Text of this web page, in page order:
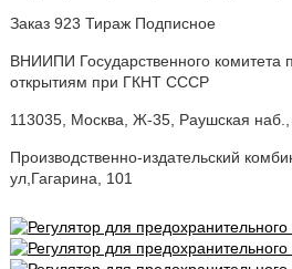
Заказ 923 Тираж Подписное
ВНИИПИ Государственного комитета
открытиям при ГКНТ СССР
113035, Москва, Ж-35, Раушская
Производственно-издательский
ул,Гагарина, 101